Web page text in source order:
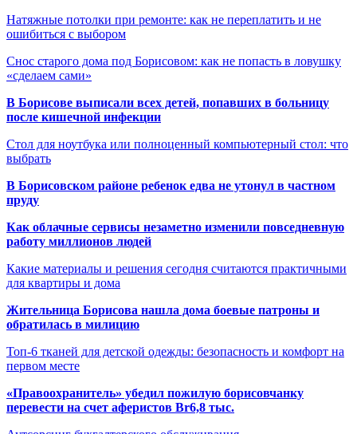
Натяжные потолки при ремонте: как не переплатить и не
ошибиться с выбором
Снос старого дома под Борисовом: как не попасть в ловушку
«сделаем сами»
В Борисове выписали всех детей, попавших в больницу
после кишечной инфекции
Стол для ноутбука или полноценный компьютерный стол: что
выбрать
В Борисовском районе ребенок едва не утонул в частном
пруду
Как облачные сервисы незаметно изменили повседневную
работу миллионов людей
Какие материалы и решения сегодня считаются практичными
для квартиры и дома
Жительница Борисова нашла дома боевые патроны и
обратилась в милицию
Топ-6 тканей для детской одежды: безопасность и комфорт на
первом месте
«Правоохранитель» убедил пожилую борисовчанку
перевести на счет аферистов Br6,8 тыс.